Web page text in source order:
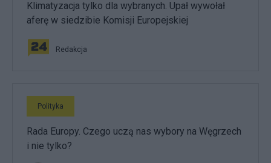
Klimatyzacja tylko dla wybranych. Upał wywołał
aferę w siedzibie Komisji Europejskiej
Redakcja
Polityka
Rada Europy. Czego uczą nas wybory na Węgrzech
i nie tylko?